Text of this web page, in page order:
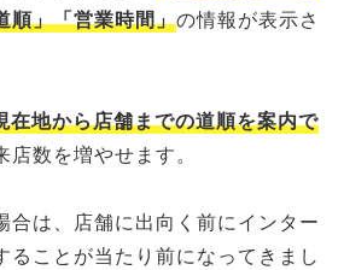
順」「営業時間」の情報が表示さ
地から店舗までの道順を案内で
数を増やせます。
合は、店舗に出向く前にインター
ることが当たり前になってきまし